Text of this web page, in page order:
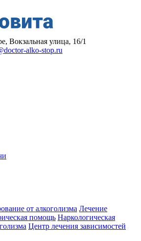
Вокзальная улица, 16/1
alko-stop.ru
от алкоголизма Лечение
помощь Наркологическая
Центр лечения зависимостей